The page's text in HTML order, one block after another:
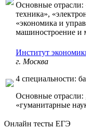
Основные отрасли:
техника»,
«экономика и
машиностроение и
Институт
г. Москва
4 специальности:
Основные отрасли:
«гуманитарные
Онлайн тесты ЕГЭ